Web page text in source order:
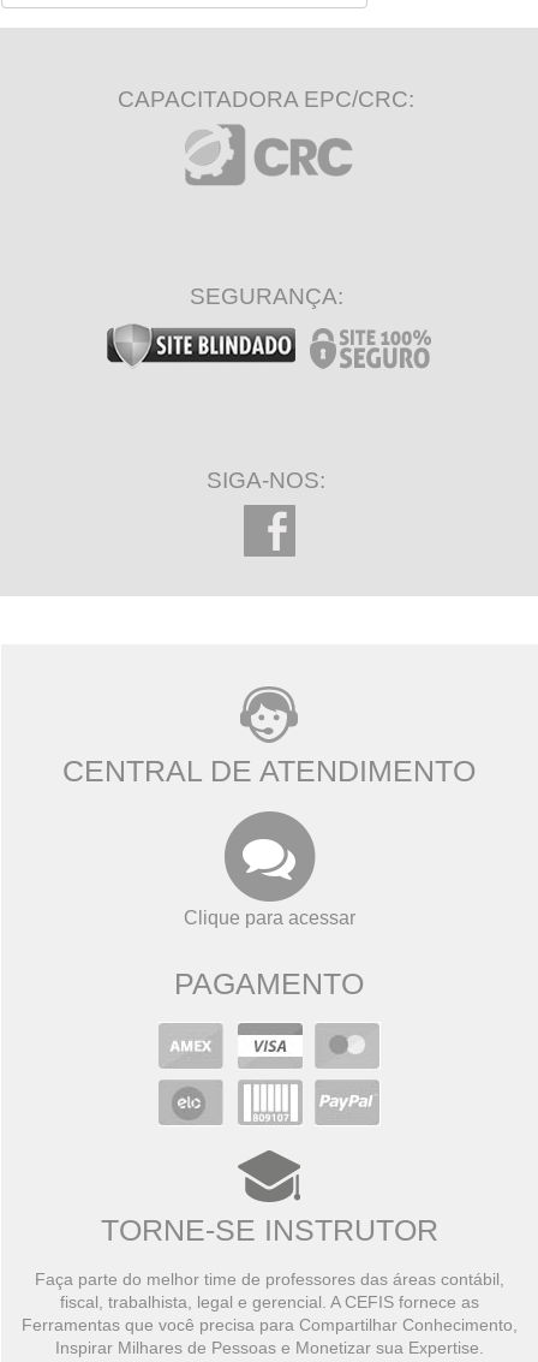
CAPACITADORA EPC/CRC:
SEGURANÇA:
SIGA-NOS:
CENTRAL DE ATENDIMENTO
Clique para acessar
PAGAMENTO
TORNE-SE INSTRUTOR
Faça parte do melhor time de professores das áreas contábil,
fiscal, trabalhista, legal e gerencial. A CEFIS fornece as
Ferramentas que você precisa para Compartilhar Conhecimento,
Inspirar Milhares de Pessoas e Monetizar sua Expertise.